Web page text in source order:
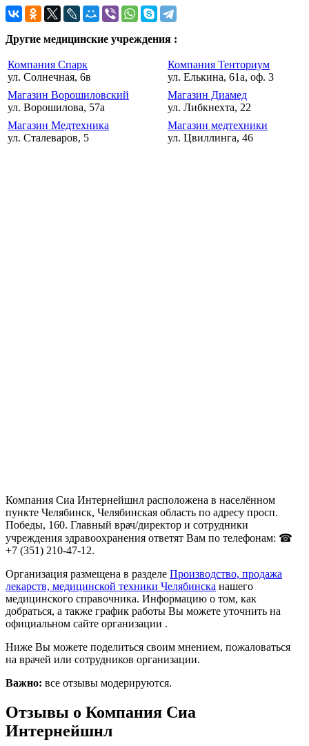
Другие медицинские учреждения :
Компания Спарк
ул. Солнечная, 6в
Компания Тенториум
ул. Елькина, 61а, оф. 3
Магазин Ворошиловский
ул. Ворошилова, 57а
Магазин Диамед
ул. Либкнехта, 22
Магазин Медтехника
ул. Сталеваров, 5
Магазин медтехники
ул. Цвиллинга, 46
Компания Сиа Интернейшнл расположена в населённом
пункте Челябинск, Челябинская область по адресу просп.
Победы, 160. Главный врач/директор и сотрудники
учреждения здравоохранения ответят Вам по телефонам: ☎
+7 (351) 210-47-12.
Организация размещена в разделе Производство, продажа
лекарств, медицинской техники Челябинска нашего
медицинского справочника. Информацию о том, как
добраться, а также график работы Вы можете уточнить на
официальном сайте организации .
Ниже Вы можете поделиться своим мнением, пожаловаться
на врачей или сотрудников организации.
Важно: все отзывы модерируются.
Отзывы о Компания Сиа
Интернейшнл